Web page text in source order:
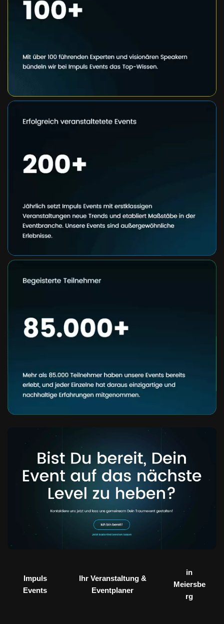
Impuls
Events
Ihr Veranstaltung &
Eventplaner
in
Meiersbe
rg